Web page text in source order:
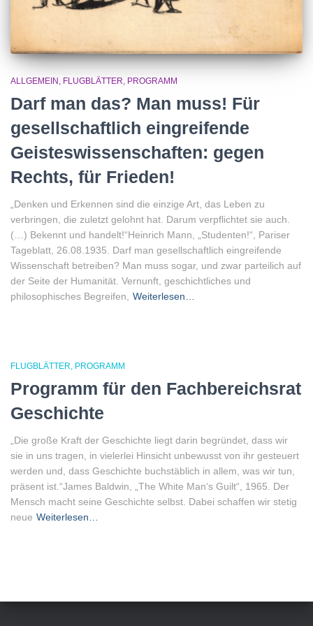
ALLGEMEIN FLUGBLÄTTER PROGRAMM
Darf man das? Man muss! Für
gesellschaftlich eingreifende
Geisteswissenschaften: gegen
Rechts, für Frieden!
„Denken und Erkennen sind die einzige Art, das Leben zu
verbringen, die zuletzt gelohnt hat. Darum verpflichtet sie auch.
(…) Bekennt und handelt!“Heinrich Mann, „Studenten!“, Pariser
Tageblatt, 26.08.1935. Darf man gesellschaftlich eingreifende
Wissenschaft betreiben? Man muss sogar, und zwar parteilich auf
der Seite der Humanität. Vernunft, geschichtliches und
philosophisches Begreifen,
Weiterlesen…
FLUGBLÄTTER PROGRAMM
Programm für den Fachbereichsrat
Geschichte
„Die große Kraft der Geschichte liegt darin begründet, dass wir
sie in uns tragen, in vielerlei Hinsicht unbewusst von ihr gesteuert
werden und, dass Geschichte buchstäblich in allem, was wir tun,
präsent ist.“James Baldwin, „The White Man‘s Guilt“, 1965. Der
Mensch macht seine Geschichte selbst. Dabei schaffen wir stetig
neue Weiterlesen…